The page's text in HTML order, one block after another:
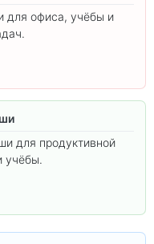
для офиса, учёбы и
для продуктивной
учёбы.